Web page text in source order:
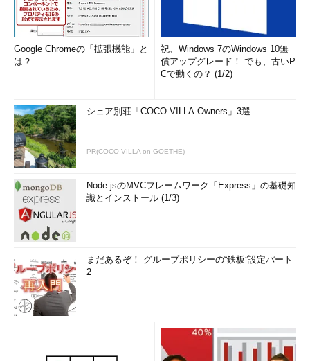
Google Chromeの「拡張機能」と
は？
祝、Windows 7のWindows 10無
償アップグレード！ でも、古いP
Cで動くの？ (1/2)
シェア別荘「COCO VILLA Owners」3選
PR(COCO VILLA on GOETHE)
Node.jsのMVCフレームワーク「Express」の基礎知
識とインストール (1/3)
まだあるぞ！ グループポリシーの“鉄板”設定パート
2